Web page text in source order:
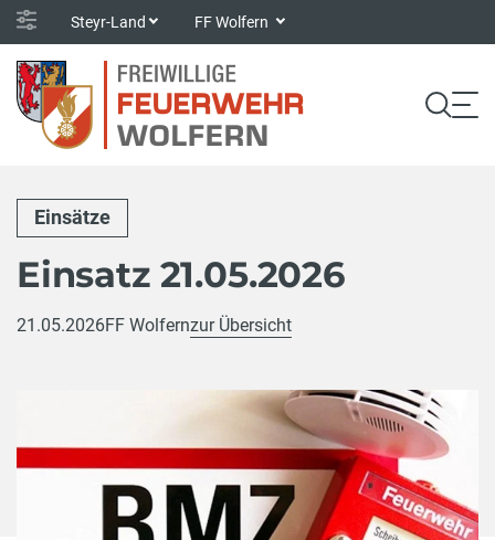
Steyr-Land FF Wolfern
Einsätze
Einsatz 21.05.2026
21.05.2026FF Wolfernzur Übersicht